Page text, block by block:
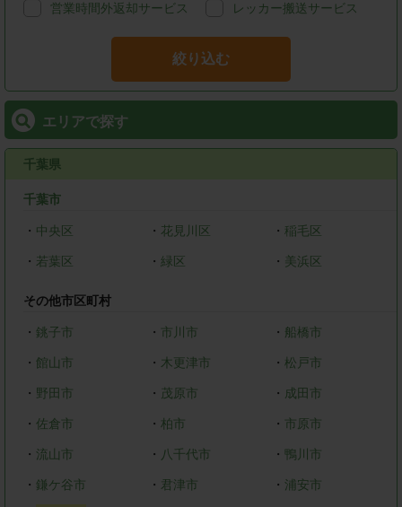
営業時間外返却サービス レッカー搬送サービス
絞り込む
エリアで探す
千葉県
千葉市
・ 中央区 ・ 花見川区 ・稲毛区
・ 若葉区 ・ 緑区 ・ 美浜区
その他市区町村
・ 銚子市 ・ 市川市 ・ 船橋市
・ 館山市 ・ 木更津市 ・松戸市
・ 野田市 ・ 茂原市 ・ 成田市
・ 佐倉市 ・ 柏市 ・ 市原市
・ 流山市 ・ 八千代市 ・ 鴨川市
・ 鎌ケ谷市 ・ 君津市 ・ 浦安市